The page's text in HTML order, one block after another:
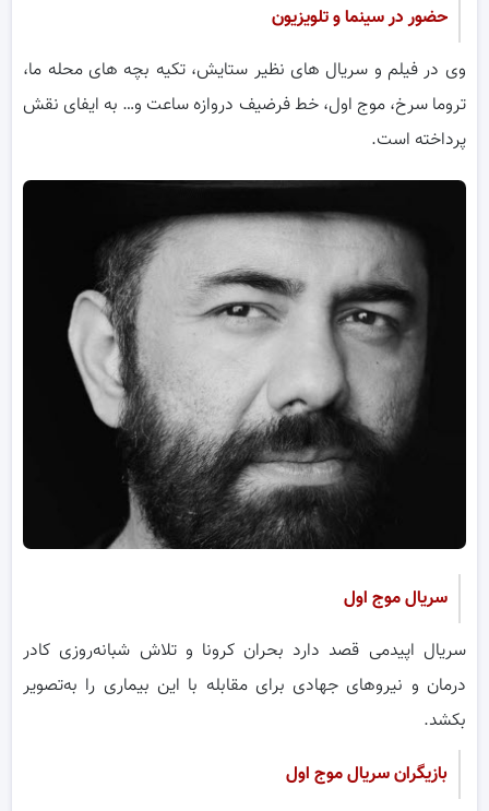
حضور در سینما و تلویزیون
وی در فیلم و سریال های نظیر ستایش، تکیه بچه های محله ما،
تروما سرخ، موج اول، خط فرضیف دروازه ساعت و… به ایفای نقش
پرداخته است.
سریال موج اول
سریال اپیدمی قصد دارد بحران کرونا و تلاش شبانه‌روزی کادر
درمان و نیرو‌های جهادی برای مقابله با این بیماری را به‌تصویر
بکشد.
بازیگران سریال موج اول